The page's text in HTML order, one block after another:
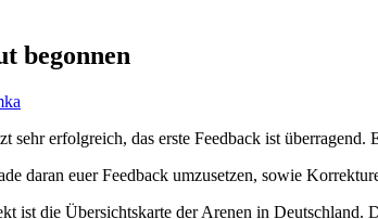
begonnen
sehr erfolgreich, das erste Feedback ist überragend.
daran euer Feedback umzusetzen, sowie
ist die Übersichtskarte der Arenen in